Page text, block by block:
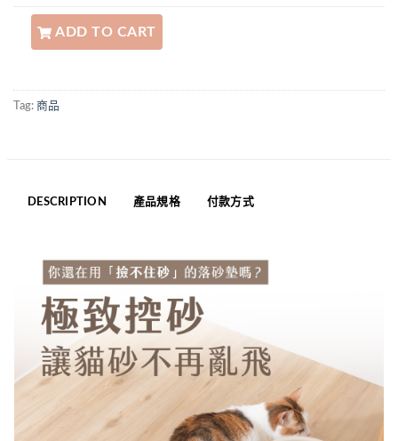
小宅生活 極致控砂墊 quantity
ADD TO CART
Tag: 商品
DESCRIPTION 產品規格 付款方式